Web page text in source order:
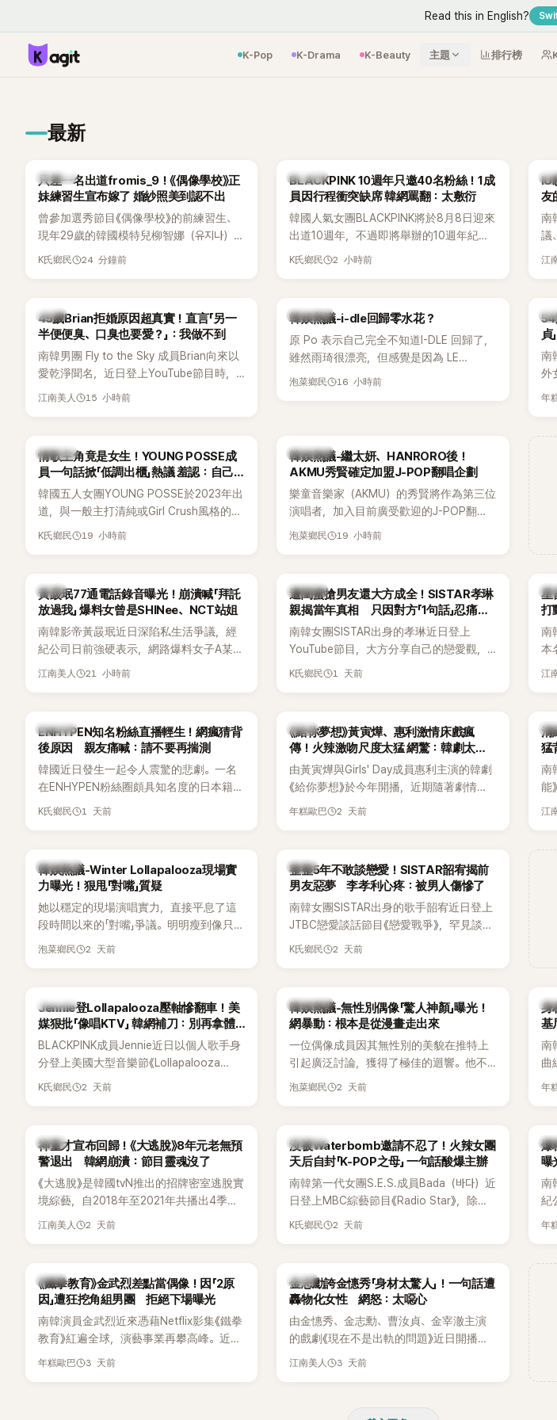
Read this in English?
K-Pop K-Drama K-Beauty 主題 排行榜
最新
K-POP
只差一名出道fromis_9！《偶像學校》正
妹練習生宣布嫁了 婚紗照美到認不出
曾參加選秀節目《偶像學校》的前練習生、
現年29歲的韓國模特兒柳智娜（유지나），
近日無預警在社群平台公開一系列婚紗
K氏鄉民 24 分鐘前
K-POP
BLACKPINK 10週年只邀40名粉絲！1成
員因行程衝突缺席 韓網罵翻：太敷衍
韓國人氣女團BLACKPINK將於8月8日迎來
出道10週年，不過即將舉辦的10週年紀念
Meet & Greet活動，依舊無法看到四人合
絲熱議。
K氏鄉民 2 小時前
韓
IU
友
南
議
睽
音
江
韓星
45歲Brian拒婚原因超真實！直言「另一
半便便臭、口臭也要愛？」：我做不到
南韓男團 Fly to the Sky 成員Brian向來以
愛乾淨聞名，近日登上YouTube節目時，
再度談到自己的婚姻觀，直言無法理解「連
江南美人 15 小時前
熱議討論
韓娛熱議-i-dle回歸零水花？
原 Po 表示自己完全不知道I-DLE 回歸了，
雖然雨琦很漂亮，但感覺是因為 LE
SSERAFIM 和 aespa 佔據了市場。
泡菜鄉民 16 小時前
韓
54
貞
南
外
享
年
K-POP
情歌主角竟是女生！YOUNG POSSE成
員一句話掀「低調出櫃」熱議 羞認：自己
都不敢聽
韓國五人女團YOUNG POSSE於2023年出
道，與一般主打清純或Girl Crush風格的女
團不同，她們以濃厚的Hip-Hop元素、自
的音樂風格，在海外尤其是歐美市場累積
不少人氣，逐漸成為第五代女團中極具辨
識度的新生代代表之一。
K氏鄉民 19 小時前
熱議討論
韓娛熱議-繼太妍、HANRORO後！
AKMU秀賢確定加盟J-POP翻唱企劃
樂童音樂家（AKMU）的秀賢將作為第三位
演唱者，加入目前廣受歡迎的J-POP翻唱
企劃。繼太妍和Hanroro之後，秀賢已獲
泡菜鄉民 19 小時前
韓星
黃晸珉77通電話錄音曝光！崩潰喊「拜託
放過我」 爆料女曾是SHINee、NCT站姐
南韓影帝黃晸珉近日深陷私生活爭議，經
紀公司日前強硬表示，網路爆料女子A某涉
嫌長期跟蹤黃晸珉，已正式採取法律行
的單方面騷擾。如今，韓媒《Dispatch》再
曝光雙方77通電話的錄音內容，而A也首
度承認自己過去曾是SHINee、NCT等偶像
團體的「站姐」，事件持續延燒。
江南美人 21 小時前
K-POP
遭閨蜜搶男友還大方成全！SISTAR孝琳
親揭當年真相 只因對方「1句話」忍痛放
手
南韓女團SISTAR出身的孝琳近日登上
YouTube節目，大方分享自己的戀愛觀，
更首度坦承過去曾遭最好的朋友搶走男
K氏鄉民 1 天前
韓
星
打
南
本
子
步
江
K-POP
ENHYPEN知名粉絲直播輕生！網瘋猜背
後原因 親友痛喊：請不要再揣測
韓國近日發生一起令人震驚的悲劇。一名
在ENHYPEN粉絲圈頗具知名度的日本籍女
粉絲，日前在TikTok直播期間輕生，最終
止揣測，盼逝者安息。
K氏鄉民 1 天前
韓劇
《給你夢想》黃寅燁、惠利激情床戲瘋
傳！火辣激吻尺度太猛 網驚：韓劇太敢
拍
由黃寅燁與Girls' Day成員惠利主演的韓劇
《給你夢想》於今年開播，近期隨著劇情進
入高潮，男女主角的感情線快速升溫。最
年糕歐巴 2 天前
韓
清
猛
南
能
譯
江
熱議討論
韓娛熱議-Winter Lollapalooza現場實
力曝光！狠甩「對嘴」質疑
她以穩定的現場演唱實力，直接平息了這
段時間以來的「對嘴」爭議。明明瘦到像只剩
骨頭，怎麼還能唱出這麼驚人的爆發力和
泡菜鄉民 2 天前
韓星
整整5年不敢談戀愛！SISTAR韶宥揭前
男友惡夢 李孝利心疼：被男人傷慘了
南韓女團SISTAR出身的歌手韶宥近日登上
JTBC戀愛談話節目《戀愛戰爭》，罕見談及
自己的感情生活，不僅坦言已經整整5年沒
K氏鄉民 2 天前
K-POP
Jennie登Lollapalooza壓軸慘翻車！美
媒狠批「像唱KTV」 韓網補刀：別再拿體
力當藉口
BLACKPINK成員Jennie近日以個人歌手身
分登上美國大型音樂節《Lollapalooza
Chicago》主舞台，不僅成為首位擔任該音
遭部分網友質疑，就連美國當地媒體也毫
不留情給出負評，甚至形容整場演出「就像
一場豪華KTV」。
K氏鄉民 2 天前
熱議討論
韓娛熱議-無性別偶像「驚人神顏」曝光！
網暴動：根本是從漫畫走出來
一位偶像成員因其無性別的美貌在推特上
引起廣泛討論，獲得了極佳的迴響。他不
僅外型出眾，舞技也備受讚譽。
泡菜鄉民 2 天前
K-
身
基
南
曲
手
口
翻
《
兼
——
年
韓星
神童才宣布回歸！《大逃脫》8年元老無預
警退出 韓網崩潰：節目靈魂沒了
《大逃脫》是韓國tvN推出的招牌密室逃脫實
境綜藝，自2018年至2021年共播出4季，
由鄭鍾淵PD打造完整的「大逃脫宇宙
江南美人 2 天前
K-POP
沒被Waterbomb邀請不忍了！火辣女團
天后自封「K-POP之母」 一句話酸爆主辦
南韓第一代女團S.E.S.成員Bada（바다）近
日登上MBC綜藝節目《Radio Star》，除了
分享近況，還罕見公開向夏季音樂節
根本只是懂了皮毛。」一番話笑翻全場，也
引發網友熱議。
K氏鄉民 2 天前
韓
爆
曝
南
紀
嫌
年
韓星
《鐵拳教育》金武烈差點當偶像！因「2原
因」遭狂挖角組男團 拒絕下場曝光
南韓演員金武烈近來憑藉Netflix影集《鐵拳
教育》紅遍全球，演藝事業再攀高峰。近日
被爆出一段鮮為人知的出道祕辛，原來他
年糕歐巴 3 天前
韓星
金志勳誇金憓秀「身材太驚人」！一句話遭
轟物化女性 網怒：太噁心
由金憓秀、金志勳、曹汝貞、金宰澈主演
的戲劇《現在不是出軌的問題》近日開播，
為宣傳新作品，四位主演一同出演
江南美人 3 天前